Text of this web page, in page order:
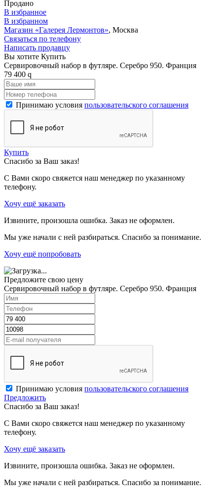
Продано
В избранное
В избранном
Магазин «Галерея Лермонтов», Москва
Связаться по телефону
Написать продавцу
Вы хотите Купить
Сервировочный набор в футляре. Серебро 950. Франция
79 400 q
Принимаю условия пользовательского соглашения
Купить
Спасибо за Ваш заказ!
С Вами скоро свяжется наш менеджер по указанному
телефону.
Хочу ещё заказать
Извините, произошла ошибка. Заказ не оформлен.
Мы уже начали с ней разбираться. Спасибо за понимание.
Хочу ещё попробовать
Предложите свою цену
Сервировочный набор в футляре. Серебро 950. Франция
Принимаю условия пользовательского соглашения
Предложить
Спасибо за Ваш заказ!
С Вами скоро свяжется наш менеджер по указанному
телефону.
Хочу ещё заказать
Извините, произошла ошибка. Заказ не оформлен.
Мы уже начали с ней разбираться. Спасибо за понимание.